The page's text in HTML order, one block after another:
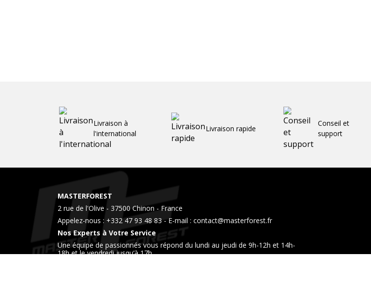
Livraison à
l'international
Livraison rapide
Conseil et
support
MASTERFOREST
2 rue de l'Olive - 37500 Chinon - France
Appelez-nous : +332 47 93 48 83- E-mail : contact@masterforest.fr
Nos Experts à Votre Service
Une équipe de passionnés vous répond du lundi au jeudi de 9h-12h et 14h-
18h et le vendredi jusqu’à 17h